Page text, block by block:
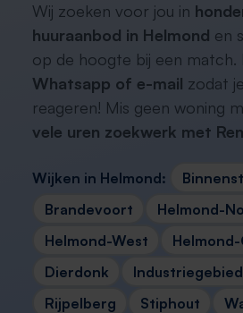
Wij zoeken voor jou in
huuraanbod in Helmond en
op de hoogte bij een match.
Whatsapp of e-mail zodat
reageren! Mis geen woning
vele uren zoekwerk met
Wijken in Helmond:
Brandevoort
Helmond-
Helmond-West
Dierdonk
Rijpelberg
Stiphout